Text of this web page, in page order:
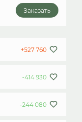
Заказать
+527 760
-414 930
-244 080